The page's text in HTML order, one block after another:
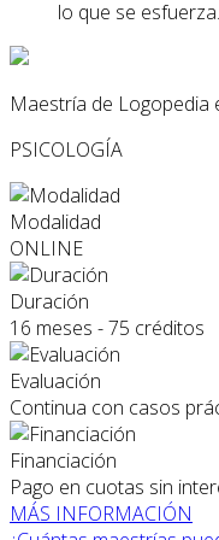
lo que se esfuerza.
Maestría de Logopedia
PSICOLOGÍA
Modalidad
ONLINE
Duración
16 meses - 75 créditos
Evaluación
Continua con casos
Financiación
Pago en cuotas sin
MÁS INFORMACIÓN